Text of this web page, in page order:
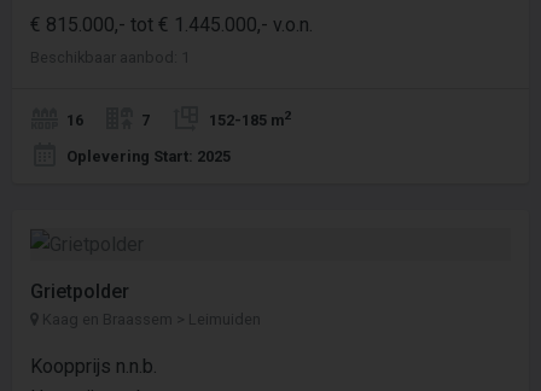
€ 815.000,- tot € 1.445.000,- v.o.n.
Beschikbaar aanbod: 1
16 7 152-185 m2
Oplevering Start: 2025
Grietpolder
Kaag en Braassem > Leimuiden
Koopprijs n.n.b.